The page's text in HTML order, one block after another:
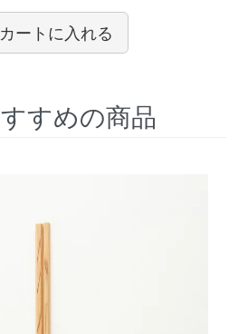
カートに入れる
すめの商品